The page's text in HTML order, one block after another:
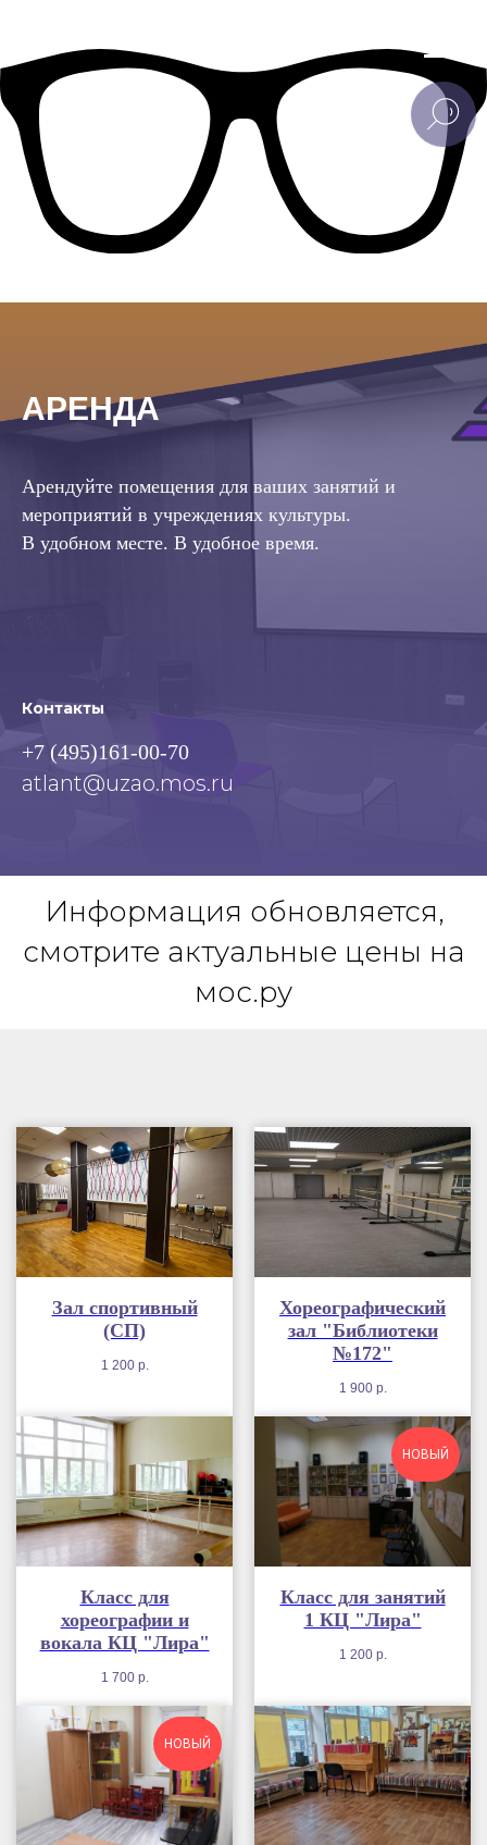
АРЕНДА
Арендуйте помещения для ваших занятий и
мероприятий в учреждениях культуры.
В удобном месте. В удобное время.
Контакты
+7 (495)161-00-70
atlant@uzao.mos.ru
Информация обновляется,
смотрите актуальные цены на
мос.ру
Зал спортивный
(СП)
1 200 р.
Хореографический
зал "Библиотеки
№172"
1 900 р.
Класс для
хореографии и
вокала КЦ "Лира"
1 700 р.
НОВЫЙ
Класс для занятий
1 КЦ "Лира"
1 200 р.
НОВЫЙ